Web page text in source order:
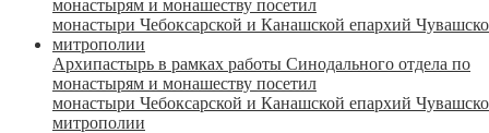
Архипастырь в рамках работы Синодального отдела по
монастырям и монашеству посетил
монастыри Чебоксарской и Канашской епархий
митрополии